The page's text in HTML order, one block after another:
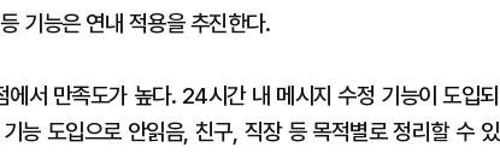
기능은 연내 적용을 추진한다.
서 만족도가 높다. 24시간 내 메시지 수정 기능이 도입되
능 도입으로 안읽음, 친구, 직장 등 목적별로 정리할 수 있